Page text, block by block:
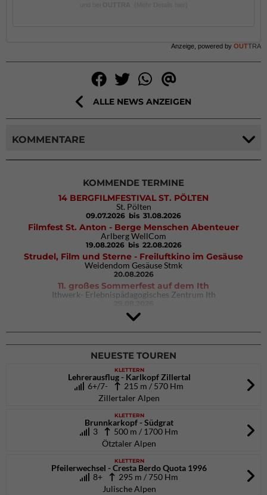
Anzeige, powered by OUTTRA
ALLE NEWS ANZEIGEN
KOMMENTARE
KOMMENDE TERMINE
14 BERGFILMFESTIVAL ST. PÖLTEN
St. Pölten
09.07.2026 bis 31.08.2026
Filmfest St. Anton - Berge Menschen Abenteuer
Arlberg WellCom
19.08.2026 bis 22.08.2026
Strudel, Film und Sterne - Freiluftkino im Gesäuse
Weidendom Gesäuse Stmk
20.08.2026
11. großes Sommerfest auf dem Ith
Ithwerk- Erlebnispädagogisches Zentrum Ith
4Blocs KIDS 2026
DAV Kletter- & Boulderzentrum München Süd (Thalkirchen)
26.09.2026
NEUESTE TOUREN
KLETTERN
Lehrerausflug - Karlkopf Zillertal
6+/7-
215 m / 570 Hm
Zillertaler Alpen
KLETTERN
Brunnkarkopf - Südgrat
3
500 m / 1700 Hm
Ötztaler Alpen
KLETTERN
Pfeilerwechsel - Cresta Berdo Quota 1996
8+
295 m / 750 Hm
Julische Alpen